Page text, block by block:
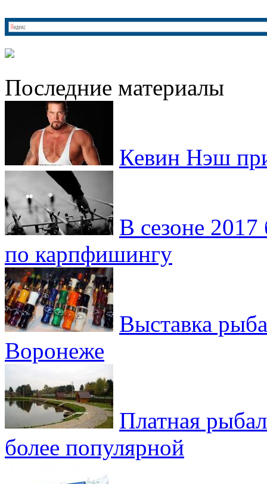
Последние материалы
Кевин Нэш
В сезоне 2017
по карпфишингу
Выставка
Воронеже
Платная
более популярной